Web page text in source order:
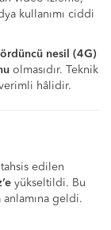
kullanımı ciddi
nesil (4G)
olmasıdır. Teknik
hâlidir.
edilen
yükseltildi. Bu
geldi.